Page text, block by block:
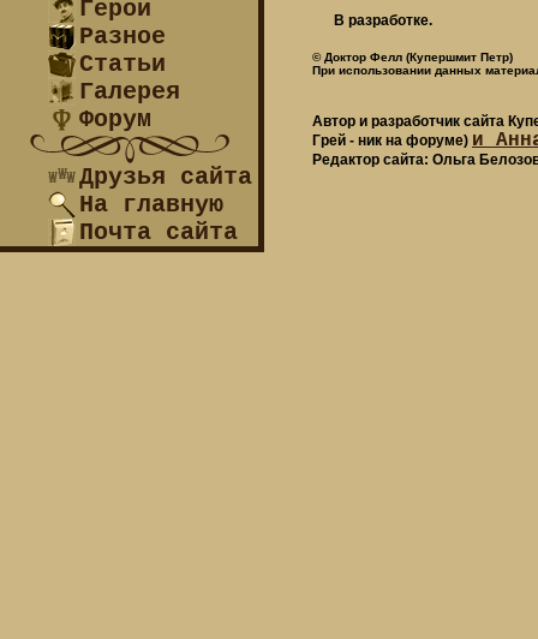
Герои
Разное
Статьи
Галерея
Форум
Друзья сайта
На главную
Почта сайта
В разработке.
© Доктор Фелл (Купершмит Петр)
При использовании данных
Автор и разработчик сайта
Грей - ник на форуме) и
Редактор сайта: Ольга